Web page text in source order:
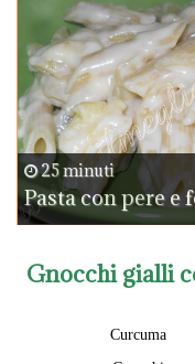
25 minuti
Pasta con pere e
Gnocchi gialli
Curcuma